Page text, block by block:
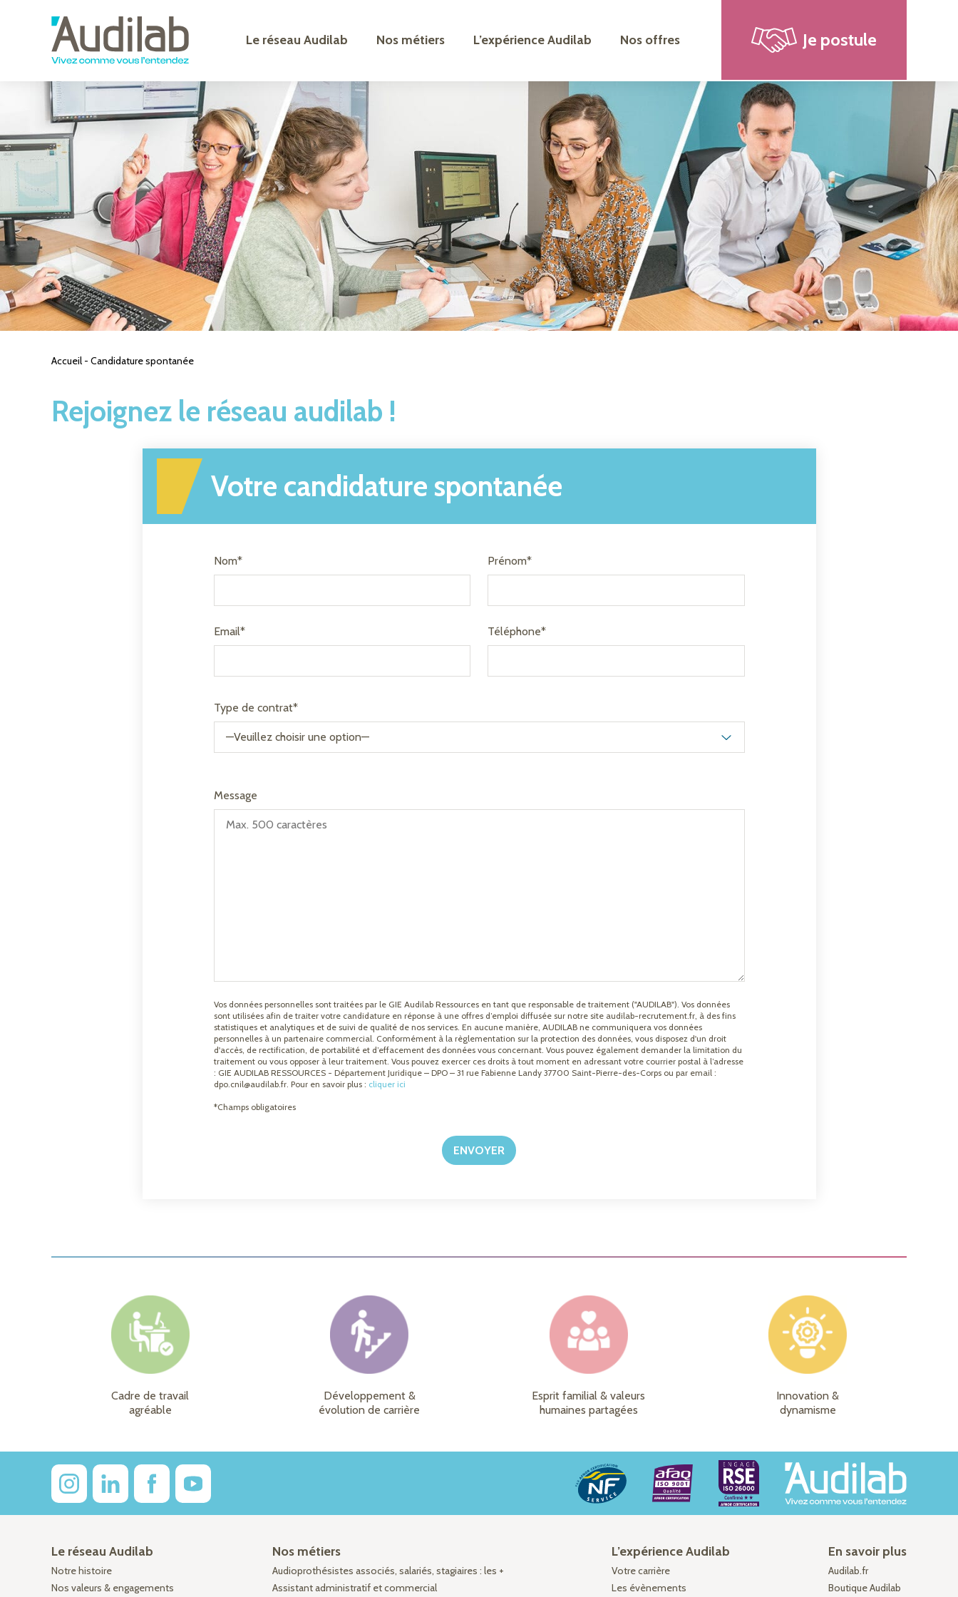
Le réseau Audilab Nos métiers L’expérience Audilab Nos offres Je postule
Accueil - Candidature spontanée
Rejoignez le réseau audilab !
Votre candidature spontanée
Nom* Prénom*
Email* Téléphone*
Type de contrat*
Message
Vos données personnelles sont traitées par le GIE Audilab Ressources en tant que responsable de traitement ("AUDILAB"). Vos données
sont utilisées afin de traiter votre candidature en réponse à une offres d’emploi diffusée sur notre site audilab-recrutement.fr, à des fins
statistiques et analytiques et de suivi de qualité de nos services. En aucune manière, AUDILAB ne communiquera vos données
personnelles à un partenaire commercial. Conformément à la règlementation sur la protection des données, vous disposez d'un droit
d'accès, de rectification, de portabilité et d’effacement des données vous concernant. Vous pouvez également demander la limitation du
traitement ou vous opposer à leur traitement. Vous pouvez exercer ces droits à tout moment en adressant votre courrier postal à l’adresse
: GIE AUDILAB RESSOURCES - Département Juridique – DPO – 31 rue Fabienne Landy 37700 Saint-Pierre-des-Corps ou par email :
dpo.cnil@audilab.fr. Pour en savoir plus : cliquer ici
*Champs obligatoires
Cadre de travail
agréable
Développement &
évolution de carrière
Esprit familial & valeurs
humaines partagées
Innovation &
dynamisme
Le réseau Audilab
Notre histoire
Nos valeurs & engagements
Nos métiers
Audioprothésistes associés, salariés, stagiaires : les +
Assistant administratif et commercial
L’expérience Audilab
Votre carrière
Les évènements
En savoir plus
Audilab.fr
Boutique Audilab